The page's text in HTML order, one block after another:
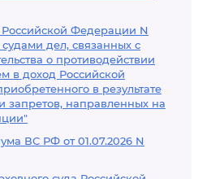
Федерации N
дел, связанных с
о противодействии
в доход Российской
в результате
запретов, направленных на
ВС РФ от 01.07.2026 N